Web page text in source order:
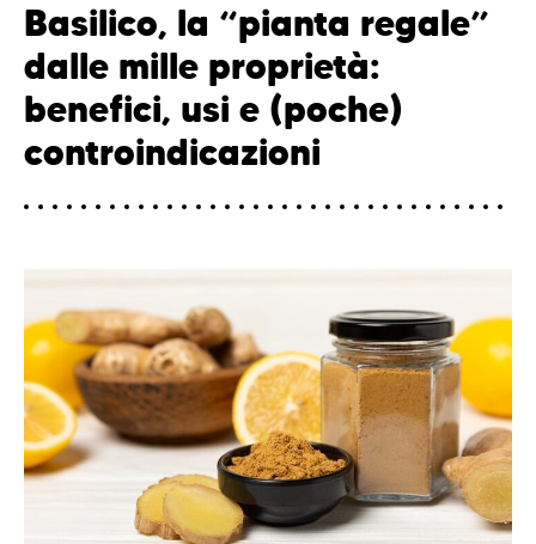
Basilico, la “pianta regale”
dalle mille proprietà:
benefici, usi e (poche)
controindicazioni